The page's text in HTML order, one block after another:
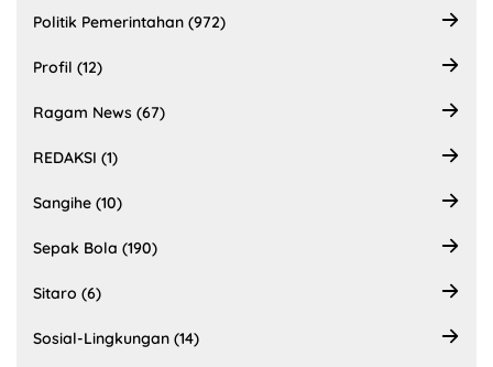
Politik Pemerintahan (972)
Profil (12)
Ragam News (67)
REDAKSI (1)
Sangihe (10)
Sepak Bola (190)
Sitaro (6)
Sosial-Lingkungan (14)